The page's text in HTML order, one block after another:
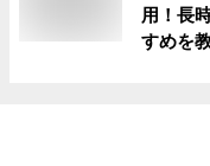
用！長
すめを